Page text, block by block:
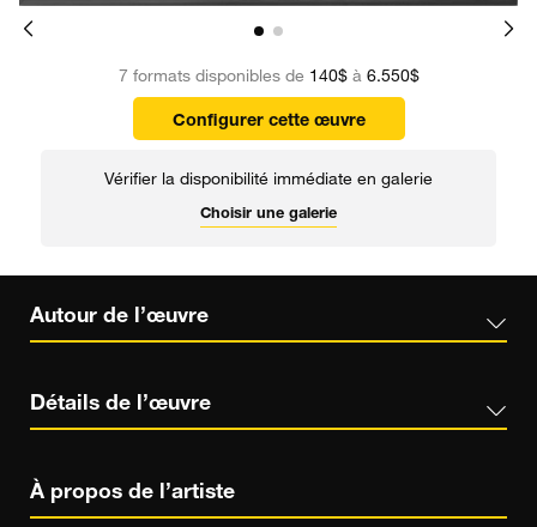
7 formats disponibles de 140$à 6.550$
Configurer cette œuvre
Vérifier la disponibilité immédiate en galerie
Choisir une galerie
Autour de l’œuvre
Détails de l’œuvre
À propos de l’artiste